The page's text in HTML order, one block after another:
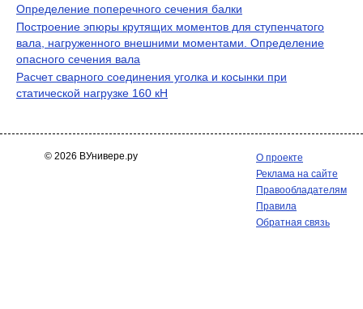
Определение поперечного сечения балки
Построение эпюры крутящих моментов для ступенчатого
вала, нагруженного внешними моментами. Определение
опасного сечения вала
Расчет сварного соединения уголка и косынки при
статической нагрузке 160 кН
© 2026 ВУнивере.ру
О проекте
Реклама на сайте
Правообладателям
Правила
Обратная связь